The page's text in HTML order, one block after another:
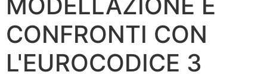
CONFRONTI CON
L'EUROCODICE 3